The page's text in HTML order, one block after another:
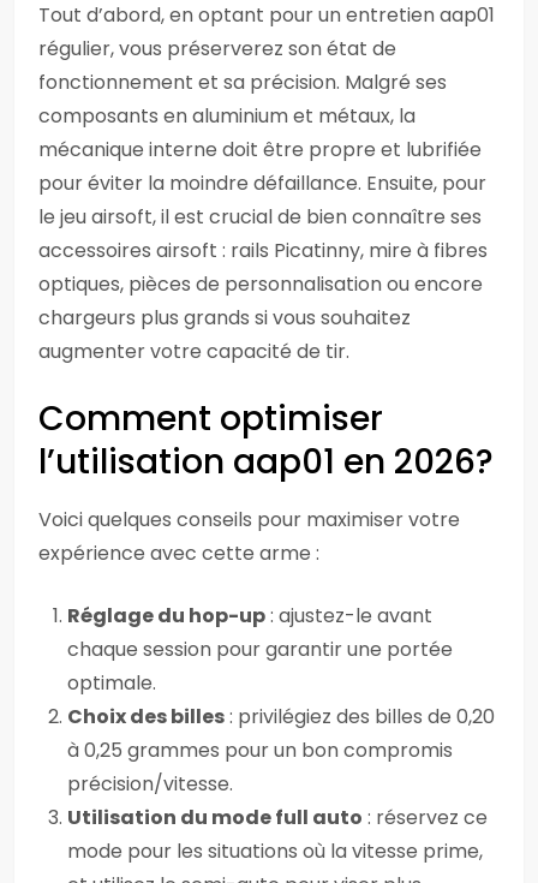
Tout d’abord, en optant pour un entretien aap01
régulier, vous préserverez son état de
fonctionnement et sa précision. Malgré ses
composants en aluminium et métaux, la
mécanique interne doit être propre et lubrifiée
pour éviter la moindre défaillance. Ensuite, pour
le jeu airsoft, il est crucial de bien connaître ses
accessoires airsoft : rails Picatinny, mire à fibres
optiques, pièces de personnalisation ou encore
chargeurs plus grands si vous souhaitez
augmenter votre capacité de tir.
Comment optimiser
l’utilisation aap01 en 2026?
Voici quelques conseils pour maximiser votre
expérience avec cette arme :
Réglage du hop-up: ajustez-le avant
chaque session pour garantir une portée
optimale.
Choix des billes: privilégiez des billes de 0,20
à 0,25 grammes pour un bon compromis
précision/vitesse.
Utilisation du mode full auto : réservez ce
mode pour les situations où la vitesse prime,